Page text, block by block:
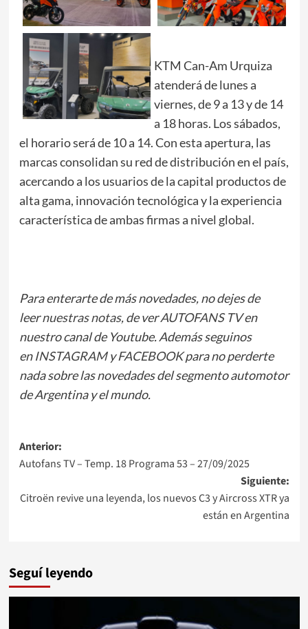
KTM Can-Am Urquiza
atenderá de lunes a
viernes, de 9 a 13 y de 14
a 18 horas. Los sábados,
el horario será de 10 a 14. Con esta apertura, las
marcas consolidan su red de distribución en el país,
acercando a los usuarios de la capital productos de
alta gama, innovación tecnológica y la experiencia
característica de ambas firmas a nivel global.
Para enterarte de más novedades, no dejes de
leernuestras notas, de verAUTOFANS TVen
nuestro canal de Youtube. Además seguinos
enINSTAGRAMyFACEBOOKpara no perderte
nada sobre las novedades del segmento automotor
de Argentina y el mundo.
Navegación
de
entradas
Anterior:
Autofans TV – Temp. 18 Programa 53 – 27/09/2025
Siguiente:
Citroën revive una leyenda, los nuevos C3 y Aircross XTR ya
están en Argentina
Seguí leyendo